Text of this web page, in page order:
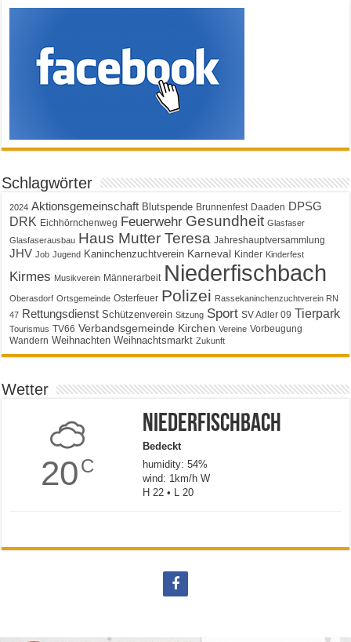
Schlagwörter
2024 Aktionsgemeinschaft Blutspende Brunnenfest Daaden DPSG
DRK Eichhörnchenweg Feuerwehr Gesundheit Glasfaser
Glasfaserausbau Haus Mutter Teresa Jahreshauptversammlung
JHV Job Jugend Kaninchenzuchtverein Karneval Kinder Kinderfest
Kirmes Musikverein Männerarbeit Niederfischbach
Oberasdorf Ortsgemeinde Osterfeuer Polizei Rassekaninchenzuchtverein RN
47 Rettungsdienst Schützenverein Sitzung Sport SV Adler 09 Tierpark
Tourismus TV66 Verbandsgemeinde Kirchen Vereine Vorbeugung
Wandern Weihnachten Weihnachtsmarkt Zukunft
Wetter
20C
Niederfischbach
Bedeckt
humidity: 54%
wind: 1km/h W
H 22 • L 20